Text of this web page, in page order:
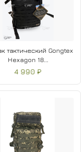
тактический Gongtex
Hexagon 18...
4 990 ₽